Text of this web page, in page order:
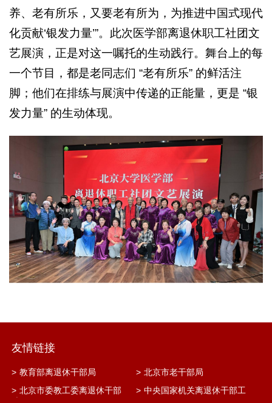
养、老有所乐，又要老有所为，为推进中国式现代
化贡献‘银发力量’”。此次医学部离退休职工社团文
艺展演，正是对这一嘱托的生动践行。舞台上的每
一个节目，都是老同志们 “老有所乐” 的鲜活注
脚；他们在排练与展演中传递的正能量，更是 “银
发力量” 的生动体现。
友情链接
> 教育部离退休干部局 > 北京市老干部局
> 北京市委教工委离退休干部
处
> 中央国家机关离退休干部工